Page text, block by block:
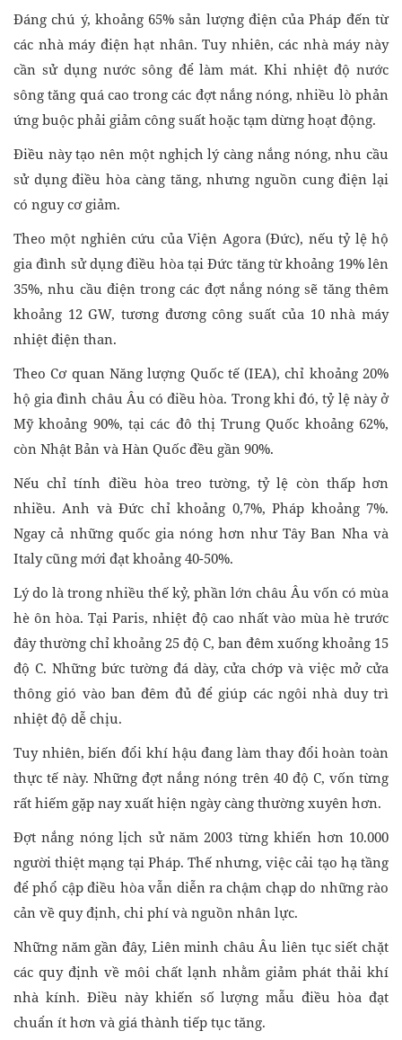
Đáng chú ý, khoảng 65% sản lượng điện của Pháp đến từ
các nhà máy điện hạt nhân. Tuy nhiên, các nhà máy này
cần sử dụng nước sông để làm mát. Khi nhiệt độ nước
sông tăng quá cao trong các đợt nắng nóng, nhiều lò phản
ứng buộc phải giảm công suất hoặc tạm dừng hoạt động.
Điều này tạo nên một nghịch lý càng nắng nóng, nhu cầu
sử dụng điều hòa càng tăng, nhưng nguồn cung điện lại
có nguy cơ giảm.
Theo một nghiên cứu của Viện Agora (Đức), nếu tỷ lệ hộ
gia đình sử dụng điều hòa tại Đức tăng từ khoảng 19% lên
35%, nhu cầu điện trong các đợt nắng nóng sẽ tăng thêm
khoảng 12 GW, tương đương công suất của 10 nhà máy
nhiệt điện than.
Theo Cơ quan Năng lượng Quốc tế (IEA), chỉ khoảng 20%
hộ gia đình châu Âu có điều hòa. Trong khi đó, tỷ lệ này ở
Mỹ khoảng 90%, tại các đô thị Trung Quốc khoảng 62%,
còn Nhật Bản và Hàn Quốc đều gần 90%.
Nếu chỉ tính điều hòa treo tường, tỷ lệ còn thấp hơn
nhiều. Anh và Đức chỉ khoảng 0,7%, Pháp khoảng 7%.
Ngay cả những quốc gia nóng hơn như Tây Ban Nha và
Italy cũng mới đạt khoảng 40-50%.
Lý do là trong nhiều thế kỷ, phần lớn châu Âu vốn có mùa
hè ôn hòa. Tại Paris, nhiệt độ cao nhất vào mùa hè trước
đây thường chỉ khoảng 25 độ C, ban đêm xuống khoảng 15
độ C. Những bức tường đá dày, cửa chớp và việc mở cửa
thông gió vào ban đêm đủ để giúp các ngôi nhà duy trì
nhiệt độ dễ chịu.
Tuy nhiên, biến đổi khí hậu đang làm thay đổi hoàn toàn
thực tế này. Những đợt nắng nóng trên 40 độ C, vốn từng
rất hiếm gặp nay xuất hiện ngày càng thường xuyên hơn.
Đợt nắng nóng lịch sử năm 2003 từng khiến hơn 10.000
người thiệt mạng tại Pháp. Thế nhưng, việc cải tạo hạ tầng
để phổ cập điều hòa vẫn diễn ra chậm chạp do những rào
cản về quy định, chi phí và nguồn nhân lực.
Những năm gần đây, Liên minh châu Âu liên tục siết chặt
các quy định về môi chất lạnh nhằm giảm phát thải khí
nhà kính. Điều này khiến số lượng mẫu điều hòa đạt
chuẩn ít hơn và giá thành tiếp tục tăng.